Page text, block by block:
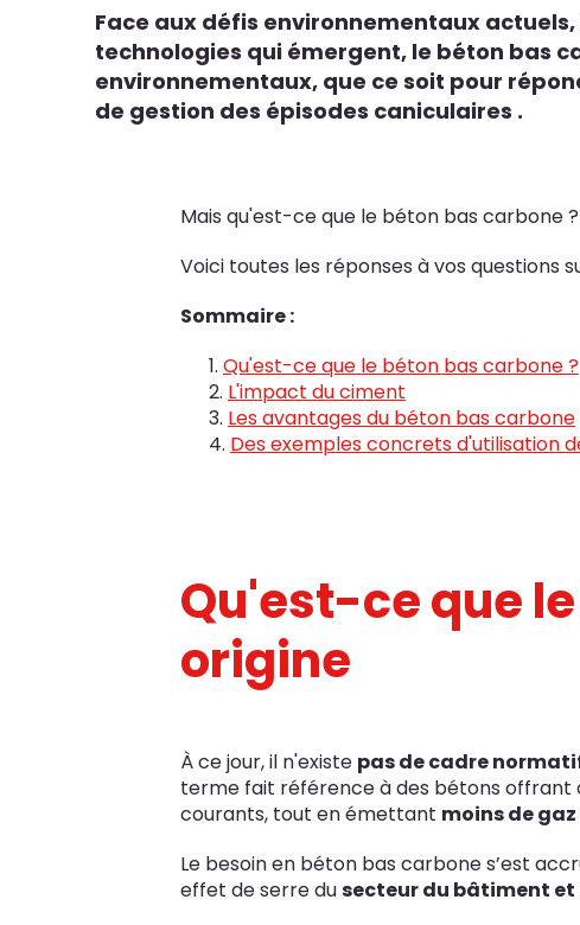
Face aux défis environnementaux
technologies qui émergent, le béton bas
environnementaux, que ce soit pour
de gestion des épisodes caniculaires .
Mais qu'est-ce que le béton bas carbone
Voici toutes les réponses à vos questions
Sommaire :
Qu'est-ce que le béton bas carbone ?
L'impact du ciment
Les avantages du béton bas carbone
Des exemples concrets d'utilisation
Qu'est-ce que
origine
À ce jour, il n'existe pas de cadre
terme fait référence à des bétons offrant
courants, tout en émettant moins de
Le besoin en béton bas carbone s’est
effet de serre dusecteur du bâtiment et